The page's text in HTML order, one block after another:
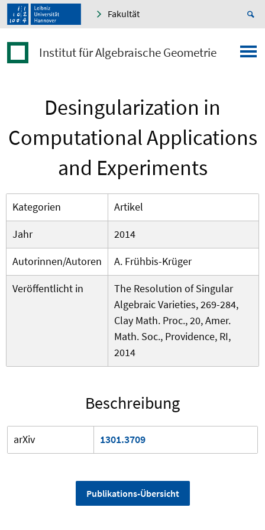
Fakultät
Institut für Algebraische Geometrie
Desingularization in
Computational Applications
and Experiments
Kategorien
Artikel
Jahr
2014
Autorinnen/Autoren
A. Frühbis-Krüger
Veröffentlicht in
The Resolution of Singular
Algebraic Varieties, 269-284,
Clay Math. Proc., 20, Amer.
Math. Soc., Providence, RI,
2014
Beschreibung
arXiv 1301.3709
Publikations-Übersicht